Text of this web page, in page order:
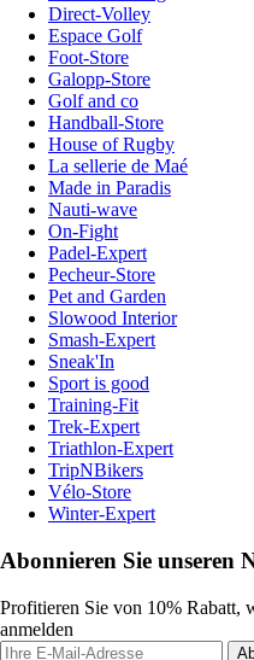
Direct-Volley
Espace Golf
Foot-Store
Galopp-Store
Golf and co
Handball-Store
House of Rugby
La sellerie de Maé
Made in Paradis
Nauti-wave
On-Fight
Padel-Expert
Pecheur-Store
Pet and Garden
Slowood Interior
Smash-Expert
Sneak'In
Sport is good
Training-Fit
Trek-Expert
Triathlon-Expert
TripNBikers
Vélo-Store
Winter-Expert
Abonnieren Sie unseren
Profitieren Sie von 10% Rabatt,
anmelden